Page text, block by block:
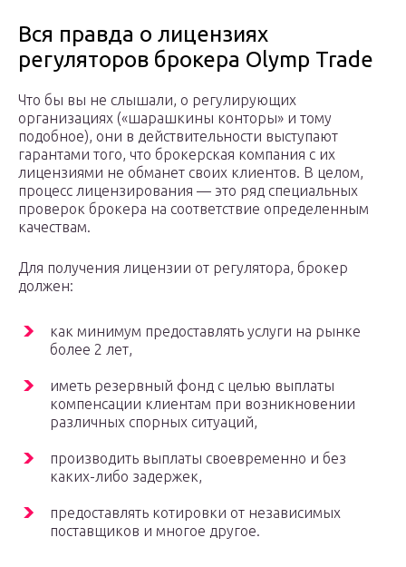
Вся правда о лицензиях
регуляторов брокера Olymp Trade
Что бы вы не слышали, о регулирующих
организациях («шарашкины конторы» и тому
подобное), они в действительности выступают
гарантами того, что брокерская компания с их
лицензиями не обманет своих клиентов. В целом,
процесс лицензирования — это ряд специальных
проверок брокера на соответствие определенным
качествам.
Для получения лицензии от регулятора, брокер
должен:
как минимум предоставлять услуги на рынке
более 2 лет,
иметь резервный фонд с целью выплаты
компенсации клиентам при возникновении
различных спорных ситуаций,
производить выплаты своевременно и без
каких-либо задержек,
предоставлять котировки от независимых
поставщиков и многое другое.